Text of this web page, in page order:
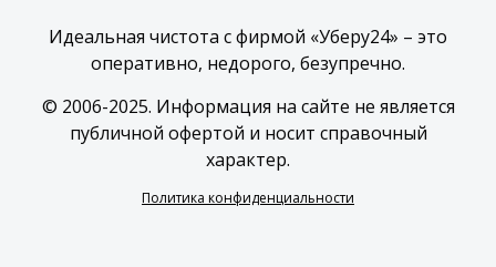
Идеальная чистота с фирмой «Уберу24» – это
оперативно, недорого, безупречно.
© 2006-2025. Информация на сайте не является
публичной офертой и носит справочный
характер.
Политика конфиденциальности